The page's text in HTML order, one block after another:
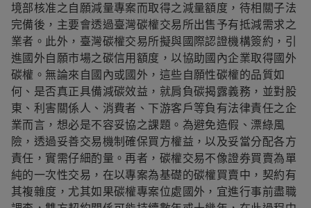
境部核准之自願減量專案而取得之減量額度，待相關子法
完備後，主要會透過臺灣碳權交易所出售予有抵減需求之
業者。此外，臺灣碳權交易所擬與國際認證機構簽約，引
進國外自願市場之碳信用額度，以協助國內企業取得國外
碳權。無論來自國內或國外，這些自願性碳權的品質如
何、是否真正具備減碳效益，就肩負碳揭露義務，並對股
東、利害關係人、消費者、下游客戶等負有法律責任之企
業而言，想必是不容妥協之課題。為避免造假、漂綠風
險，透過妥善交易機制確保買方權益，以及妥當分配各方
責任，實需仔細酌量。再者，碳權交易不像證券買賣為單
純的一次性交易，在以專案為基礎的碳權買賣中，契約有
其複雜度，尤其如果碳權專案位處國外，宜進行事前盡職